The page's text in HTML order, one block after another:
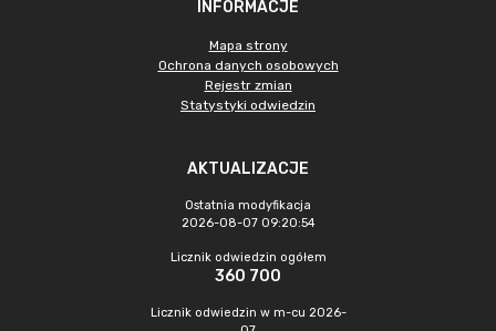
INFORMACJE
Mapa strony
Ochrona danych osobowych
Rejestr zmian
Statystyki odwiedzin
AKTUALIZACJE
Ostatnia modyfikacja
2026-08-07 09:20:54
Licznik odwiedzin ogółem
360 700
Licznik odwiedzin w m-cu 2026-